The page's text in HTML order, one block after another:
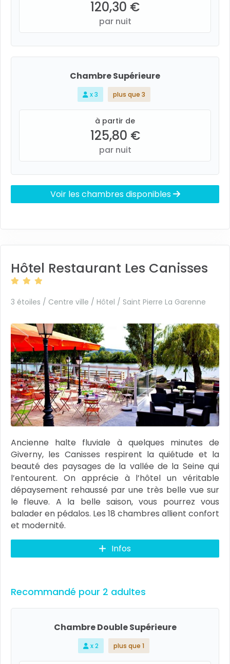
120,30 €
par nuit
Chambre Supérieure
x 3 plus que 3
à partir de
125,80 €
par nuit
Voir les chambres disponibles
Hôtel Restaurant Les Canisses
3 étoiles / Centre ville / Hôtel / Saint Pierre La Garenne
Ancienne halte fluviale à quelques minutes de
Giverny, les Canisses respirent la quiétude et la
beauté des paysages de la vallée de la Seine qui
l’entourent. On apprécie à l’hôtel un véritable
dépaysement rehaussé par une très belle vue sur
le fleuve. A la belle saison, vous pourrez vous
balader en pédalos. Les 18 chambres allient confort
et modernité.
Infos
Recommandé pour 2 adultes
Chambre Double Supérieure
x 2 plus que 1